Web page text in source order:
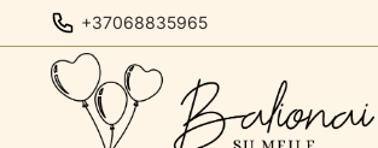
to
navigation
to
content
+37068835965